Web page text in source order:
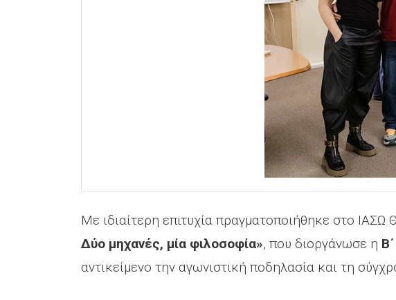
Με ιδιαίτερη επιτυχία πραγματοποιήθηκε στο ΙΑΣΩ
Δύο μηχανές, μία φιλοσοφία», που διοργάνωσε η
αντικείμενο την αγωνιστική ποδηλασία και τη